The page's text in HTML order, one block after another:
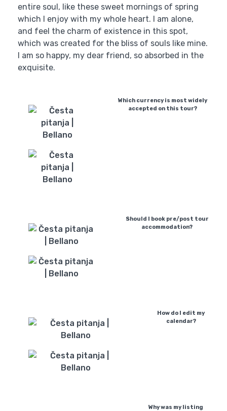
entire soul, like these sweet mornings of spring
which I enjoy with my whole heart. I am alone,
and feel the charm of existence in this spot,
which was created for the bliss of souls like mine.
I am so happy, my dear friend, so absorbed in the
exquisite.
Which currency is most widely
accepted on this tour?
Should I book pre/post tour
accommodation?
How do I edit my
calendar?
Why was my listing